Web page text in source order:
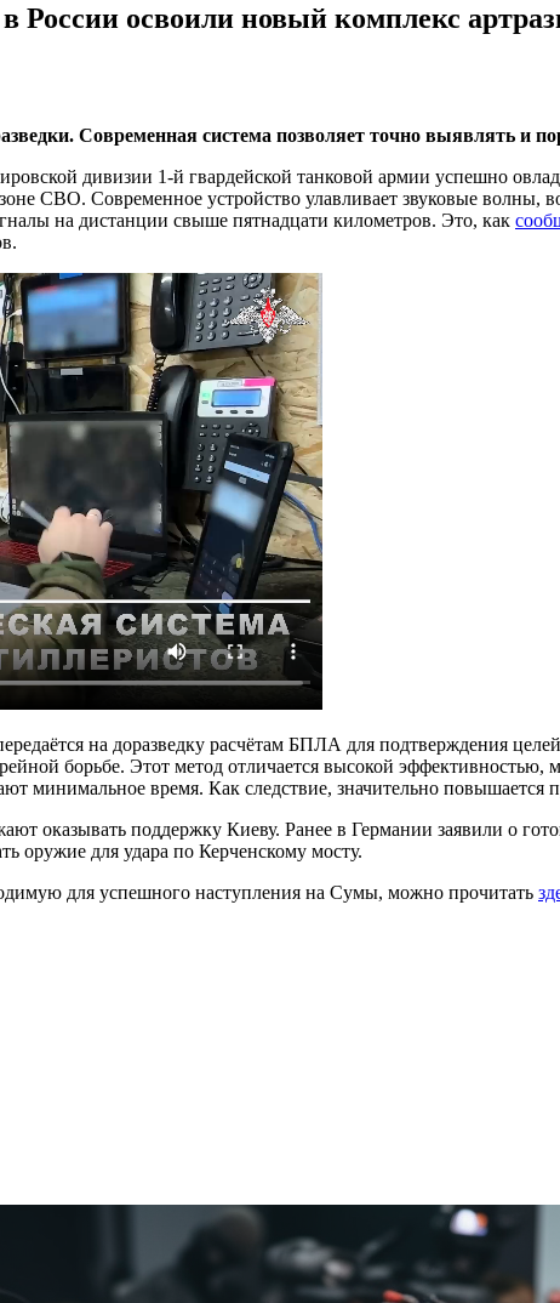
освоили новый комплекс
Современная система позволяет точно выявлять и
дивизии 1-й гвардейской танковой армии успешно
СВО. Современное устройство улавливает звуковые
на дистанции свыше пятнадцати километров. Это, как
на доразведку расчётам БПЛА для подтверждения
борьбе. Этот метод отличается высокой
минимальное время. Как следствие, значительно повышается
оказывать поддержку Киеву. Ранее в Германии заявили о
оружие для удара по Керченскому мосту.
для успешного наступления на Сумы, можно прочитать